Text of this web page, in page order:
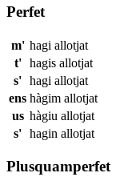
Perfet
m' hagi allotjat
t'
hagis allotjat
s' hagi allotjat
ens hàgim allotjat
us hàgiu allotjat
s' hagin allotjat
Plusquamperfet